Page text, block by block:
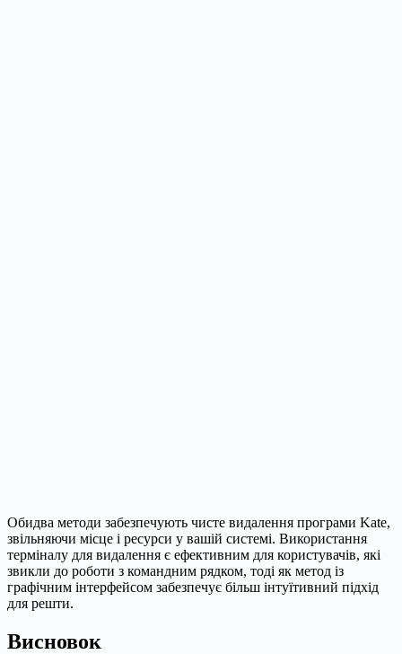
Обидва методи забезпечують чисте видалення програми Kate,
звільняючи місце і ресурси у вашій системі. Використання
терміналу для видалення є ефективним для користувачів, які
звикли до роботи з командним рядком, тоді як метод із
графічним інтерфейсом забезпечує більш інтуїтивний підхід
для решти.
Висновок